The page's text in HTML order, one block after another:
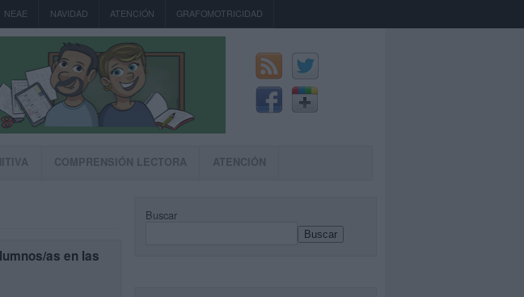
NEAE NAVIDAD ATENCIÓN GRAFOMOTRICIDAD
COMPRENSIÓN LECTORA ATENCIÓN
as en las
Buscar
Buscar